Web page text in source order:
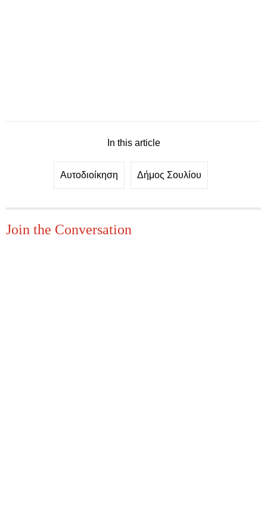
In this article
Αυτοδιοίκηση Δήμος Σουλίου
Join the Conversation